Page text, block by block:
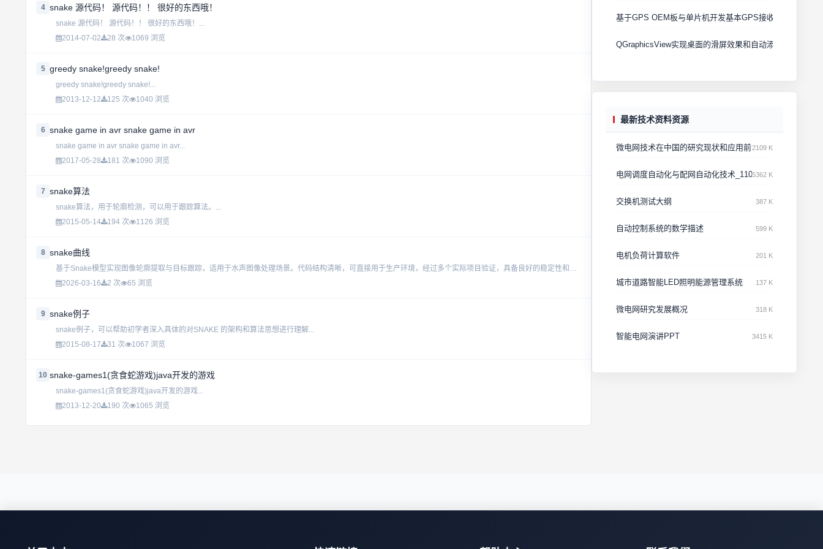
4 snake 源代码！ 源代码！！ 很好的东西哦！
snake 源代码！ 源代码！！ 很好的东西哦！...
2014-07-02
28 次 1069 浏览
5 greedy snake!greedy snake!
greedy snake!greedy snake!...
2013-12-12
125 次 1040 浏览
6 snake game in avr snake game in avr
snake game in avr snake game in avr...
2017-05-28
181 次 1090 浏览
7 snake算法
snake算法，用于轮廓检测，可以用于跟踪算法。...
2015-05-14
194 次 1126 浏览
8 snake曲线
基于Snake模型实现图像轮廓提取与目标跟踪，适用于水声图像处理场景。代码结构清晰，可直接用于生产环境，经过多个实际项目验证，具备良好的稳定性和精度。...
2026-03-16
2 次 65 浏览
9 snake例子
snake例子，可以帮助初学者深入具体的对SNAKE 的架构和算法思想进行理解...
2015-08-17
31 次 1067 浏览
10 snake-games1(贪食蛇游戏)java开发的游戏
snake-games1(贪食蛇游戏)java开发的游戏...
2013-12-20
190 次 1065 浏览
基于GPS OEM板与单片机开发基本GPS接收机
QGraphicsView实现桌面的滑屏效果和自动添加图标
最新技术资料资源
微电网技术在中国的研究现状和应用前景(1)
2109 K
电网调度自动化与配网自动化技术_11092751
5362 K
交换机测试大纲 387 K
自动控制系统的数学描述 599 K
电机负荷计算软件 201 K
城市道路智能LED照明能源管理系统 137 K
微电网研究发展概况 318 K
智能电网演讲PPT 3415 K